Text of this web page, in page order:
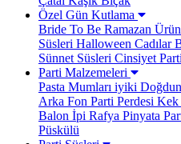
Özel Gün Kutlama
Bride To Be Ramazan
Süsleri Halloween Cadılar
Sünnet Süsleri Cinsiyet
Parti Malzemeleri
Pasta Mumları iyiki Doğdun
Arka Fon Parti Perdesi Kek
Balon İpi Rafya Pinyata
Püskülü